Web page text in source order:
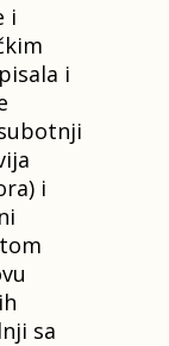
i
i
i
sa